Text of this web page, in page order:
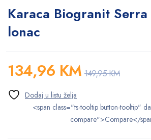
Karaca Biogranit
lonac
149,95KM
134,96 KM
<span class="ts-tooltip button-tooltip"
compare">Compare</